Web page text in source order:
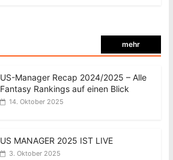
mehr
US-Manager Recap 2024/2025 – Alle
Fantasy Rankings auf einen Blick
14. Oktober 2025
US MANAGER 2025 IST LIVE
3. Oktober 2025